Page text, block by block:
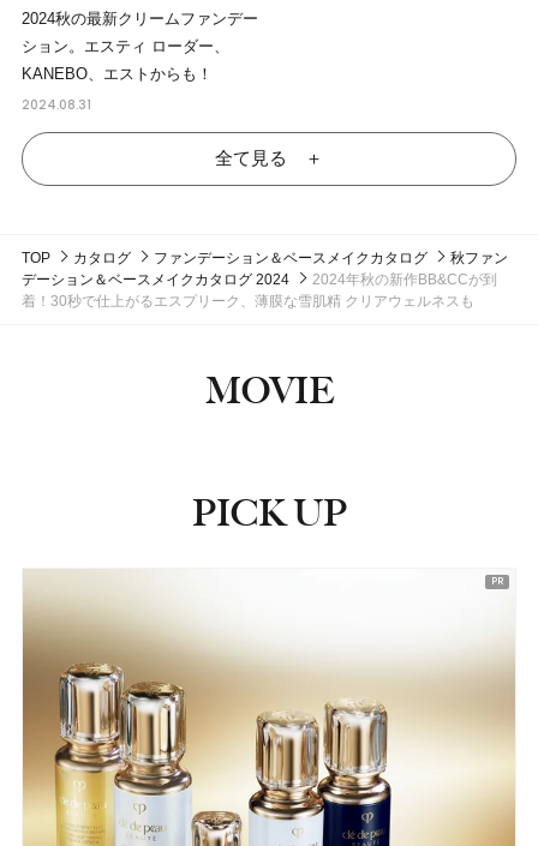
2024秋の最新クリームファンデー
ション。エスティ ローダー、
KANEBO、エストからも！
2024.08.31
全て見る ＋
TOP カタログ ファンデーション＆ベースメイクカタログ
秋ファン
デーション＆ベースメイクカタログ 2024
2024年秋の新作BB&CCが到
着！30秒で仕上がるエスプリーク、薄膜な雪肌精 クリアウェルネスも
MOVIE
PICK UP